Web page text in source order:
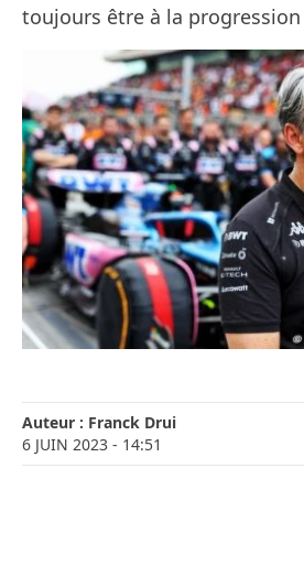
toujours être à la progression
Auteur : Franck Drui
6 JUIN 2023 - 14:51